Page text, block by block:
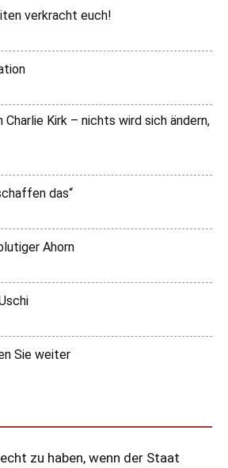
verkracht euch!
Charlie Kirk – nichts wird sich ändern,
das“
Ahorn
Sie weiter
zu haben, wenn der Staat